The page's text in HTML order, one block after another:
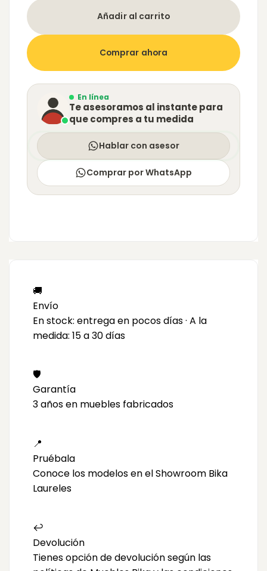
Añadir al carrito
Comprar ahora
En línea
Te asesoramos al instante para
que compres a tu medida
Hablar con asesor
Comprar por WhatsApp
🚚
Envío
En stock: entrega en pocos días · A la
medida: 15 a 30 días
🛡️
Garantía
3 años en muebles fabricados
📍
Pruébala
Conoce los modelos en el Showroom Bika
Laureles
↩️
Devolución
Tienes opción de devolución según las